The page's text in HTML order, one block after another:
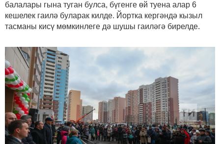
балалары гына туган булса, бүгенге өй туена алар 6
кешелек гаилә буларак килде. Йортка кергәндә кызыл
тасманы кисү мөмкинлеге дә шушы гаиләгә бирелде.